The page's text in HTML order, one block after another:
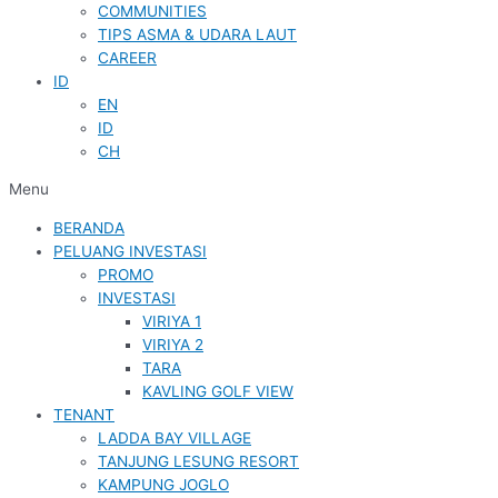
COMMUNITIES
TIPS ASMA & UDARA LAUT
CAREER
ID
EN
ID
CH
Menu
BERANDA
PELUANG INVESTASI
PROMO
INVESTASI
VIRIYA 1
VIRIYA 2
TARA
KAVLING GOLF VIEW
TENANT
LADDA BAY VILLAGE
TANJUNG LESUNG RESORT
KAMPUNG JOGLO